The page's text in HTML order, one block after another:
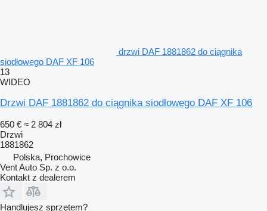
drzwi DAF 1881862 do ciągnika
siodłowego DAF XF 106
13
WIDEO
Drzwi DAF 1881862 do ciągnika siodłowego DAF XF 106
650 € ≈ 2 804 zł
Drzwi
1881862
Polska, Prochowice
Vent Auto Sp. z o.o.
Kontakt z dealerem
Handlujesz sprzętem?